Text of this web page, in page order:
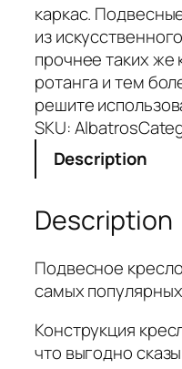
каркас.
из
прочнее таких же
ротанга и тем
решите
SKU:Albatros
Description
Description
Подвесное
самых
Конструкция
что выгодно